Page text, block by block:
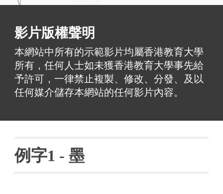
影片版權聲明
本網站中所有的示範影片均屬香港教育大學
所有，任何人士如未獲香港教育大學事先給
予許可，一律禁止複製、修改、分發、及以
任何媒介儲存本網站的任何影片內容。
例字1 - 墨